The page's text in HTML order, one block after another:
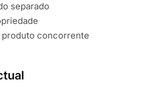
separado
produto concorrente